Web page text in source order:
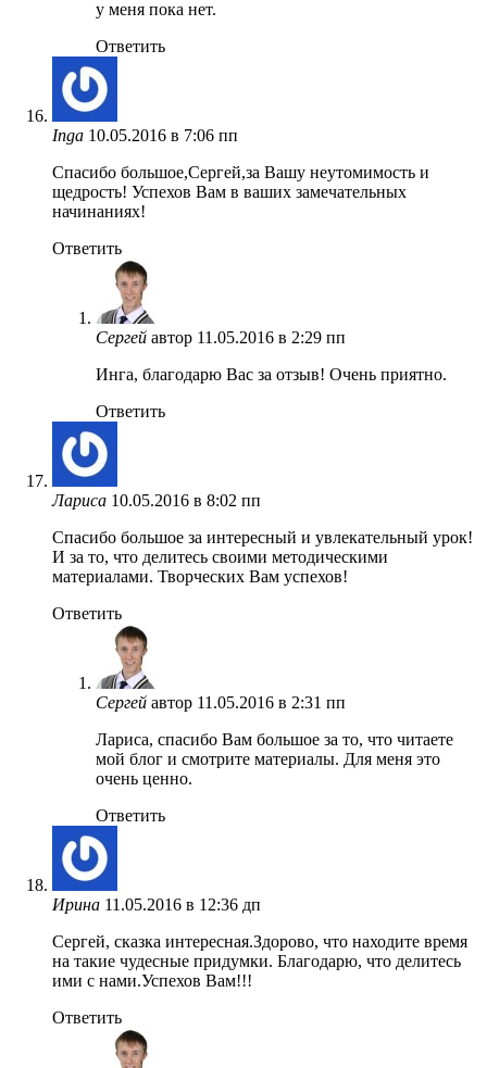
у меня пока нет.
Ответить
Inga 10.05.2016 в 7:06 пп
Спасибо большое,Сергей,за Вашу неутомимость и
щедрость! Успехов Вам в ваших замечательных
начинаниях!
Ответить
Сергей автор 11.05.2016 в 2:29 пп
Инга, благодарю Вас за отзыв! Очень приятно.
Ответить
Лариса 10.05.2016 в 8:02 пп
Спасибо большое за интересный и увлекательный урок!
И за то, что делитесь своими методическими
материалами. Творческих Вам успехов!
Ответить
Сергей автор 11.05.2016 в 2:31 пп
Лариса, спасибо Вам большое за то, что читаете
мой блог и смотрите материалы. Для меня это
очень ценно.
Ответить
Ирина 11.05.2016 в 12:36 дп
Сергей, сказка интересная.Здорово, что находите время
на такие чудесные придумки. Благодарю, что делитесь
ими с нами.Успехов Вам!!!
Ответить